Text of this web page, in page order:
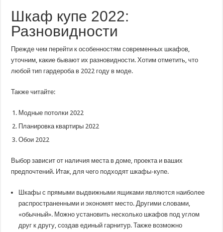
Шкаф купе 2022:
Разновидности
Прежде чем перейти к особенностям современных шкафов,
уточним, какие бывают их разновидности. Хотим отметить, что
любой тип гардероба в 2022 году в моде.
Также читайте:
Модные потолки 2022
Планировка квартиры 2022
Обои 2022
Выбор зависит от наличия места в доме, проекта и ваших
предпочтений. Итак, для чего подходят шкафы-купе.
Шкафы с прямыми выдвижными ящиками являются наиболее
распространенными и экономят место. Другими словами,
«обычный». Можно установить несколько шкафов под углом
друг к другу, создав единый гарнитур. Также возможно